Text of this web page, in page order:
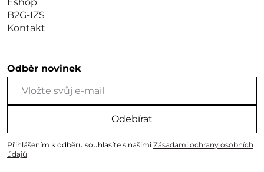
B2G-IZS
Kontakt
Odběr novinek
Odebírat
Přihlášením k odběru souhlasíte s našimi Zásadami ochrany osobních
údajů